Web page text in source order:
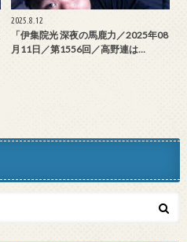
2025.8.12
「伊集院光 深夜の馬鹿力／2025年08
月11日／第1556回／高野連は…